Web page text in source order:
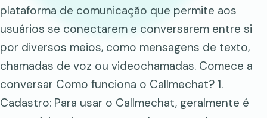
plataforma de comunicação que permite aos
usuários se conectarem e conversarem entre si
por diversos meios, como mensagens de texto,
chamadas de voz ou videochamadas. Comece a
conversar Como funciona o Callmechat? 1.
Cadastro: Para usar o Callmechat, geralmente é